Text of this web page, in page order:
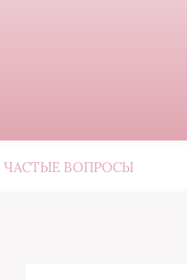
ЧАСТЫЕ ВОПРОСЫ